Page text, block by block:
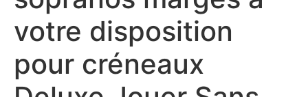
votre disposition
pour créneaux